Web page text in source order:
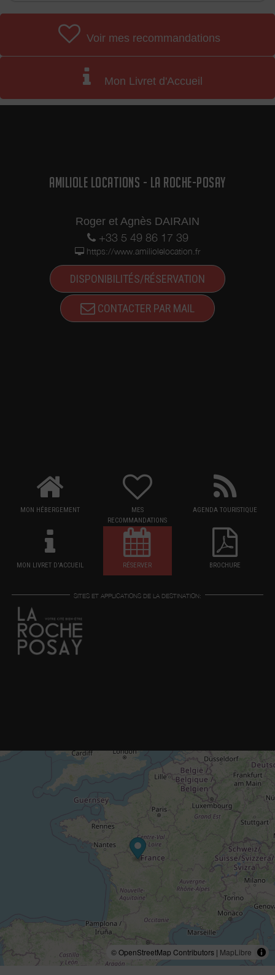
Voir mes recommandations
Mon Livret d'Accueil
AMILIOLE LOCATIONS - LA ROCHE-POSAY
Roger et Agnès DAIRAIN
+33 5 49 86 17 39
https://www.amiliolelocation.fr
DISPONIBILITÉS/RÉSERVATION
CONTACTER PAR MAIL
MON HÉBERGEMENT
MES
RECOMMANDATIONS
AGENDA TOURISTIQUE
MON LIVRET D'ACCUEIL RÉSERVER BROCHURE
SITES ET APPLICATIONS DE LA DESTINATION:
© OpenStreetMap Contributors | MapLibre